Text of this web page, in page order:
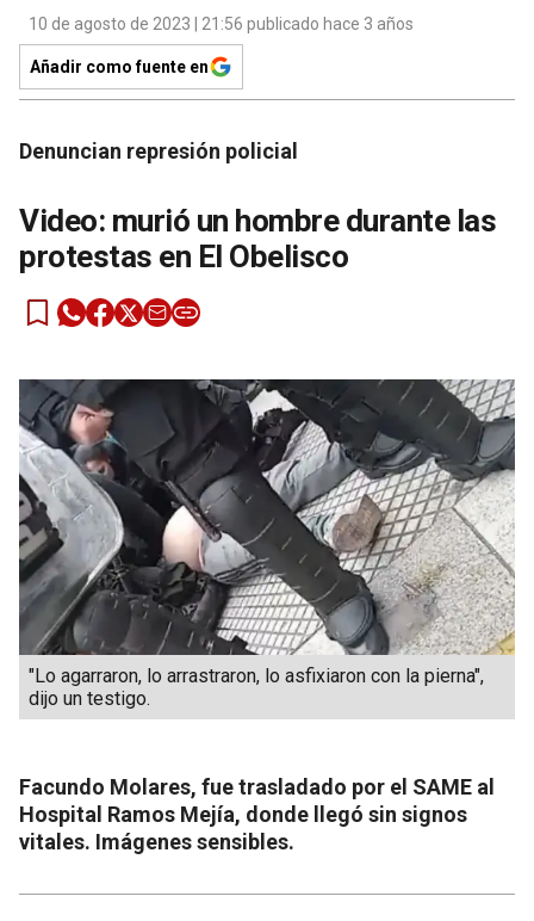
10 de agosto de 2023 | 21:56 publicado hace 3 años
Añadir como fuente en
Denuncian represión policial
Video: murió un hombre durante las
protestas en El Obelisco
"Lo agarraron, lo arrastraron, lo asfixiaron con la pierna",
dijo un testigo.
Facundo Molares, fue trasladado por el SAME al
Hospital Ramos Mejía, donde llegó sin signos
vitales. Imágenes sensibles.